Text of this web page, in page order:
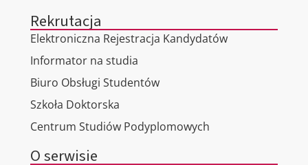
Rekrutacja
Elektroniczna Rejestracja Kandydatów
Informator na studia
Biuro Obsługi Studentów
Szkoła Doktorska
Centrum Studiów Podyplomowych
O serwisie